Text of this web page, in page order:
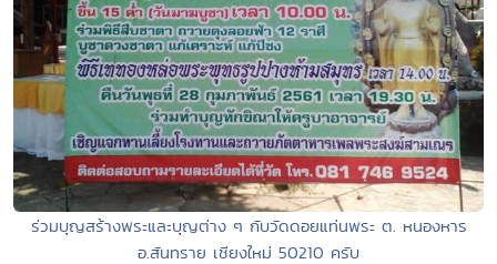
ร่วมบุญสร้างพระและบุญต่าง ๆ กับวัดดอยแท่นพระ ต. หนองหาร
อ.สันทราย เชียงใหม่ 50210 ครับ